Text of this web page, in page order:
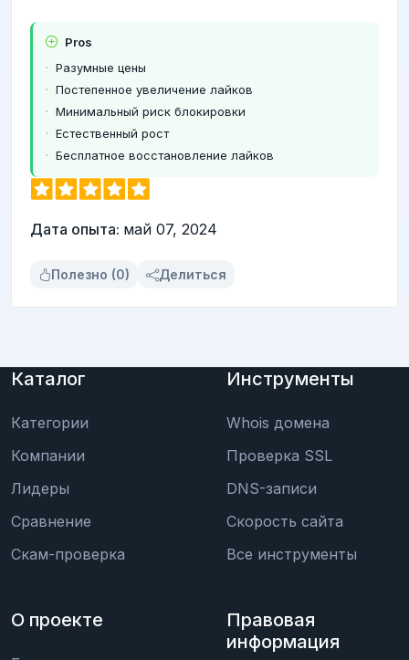
Pros
Разумные цены
Постепенное увеличение лайков
Минимальный риск блокировки
Естественный рост
Бесплатное восстановление лайков
Дата опыта: май 07, 2024
Полезно (0) Делиться
Каталог
Категории
Компании
Лидеры
Сравнение
Скам-проверка
Инструменты
Whois домена
Проверка SSL
DNS-записи
Скорость сайта
Все инструменты
О проекте
Правовая
информация